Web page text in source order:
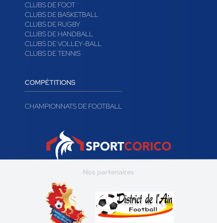
CLUBS DE FOOT
CLUBS DE BASKETBALL
CLUBS DE RUGBY
CLUBS DE HANDBALL
CLUBS DE VOLLEY-BALL
CLUBS DE TENNIS
COMPÉTITIONS
CHAMPIONNATS DE FOOTBALL
Nos partenaires